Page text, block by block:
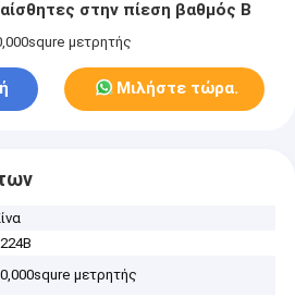
στην πίεση βαθμός Β
μετρητής
Μιλήστε τώρα.
μετρητής